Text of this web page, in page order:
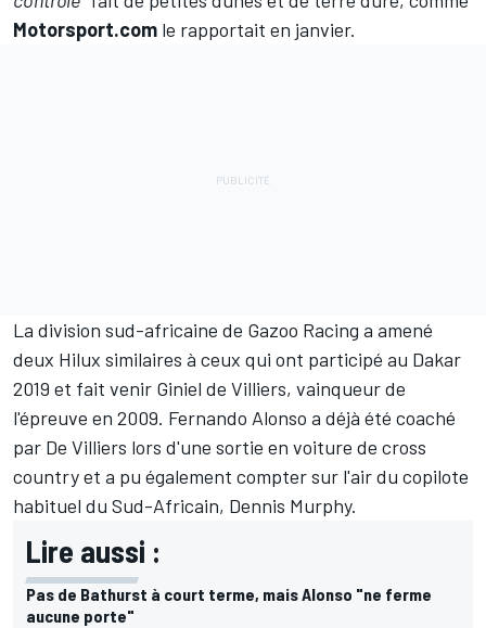
Motorsport.com le rapportait en janvier.
La division sud-africaine de Gazoo Racing a amené
deux Hilux similaires à ceux qui ont participé au Dakar
2019 et fait venir Giniel de Villiers, vainqueur de
l'épreuve en 2009. Fernando Alonso a déjà été coaché
par De Villiers lors d'une sortie en voiture de cross
country et a pu également compter sur l'air du copilote
habituel du Sud-Africain, Dennis Murphy.
Lire aussi :
Pas de Bathurst à court terme, mais Alonso "ne ferme
aucune porte"